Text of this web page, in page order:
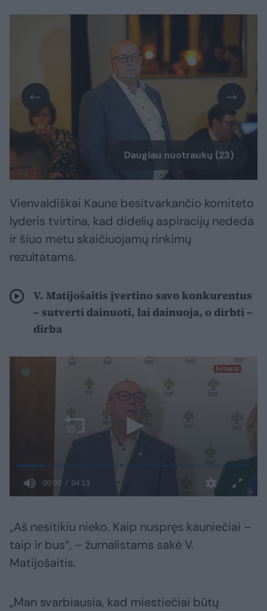
Daugiau nuotraukų (23)
Vienvaldiškai Kaune besitvarkančio komiteto
lyderis tvirtina, kad didelių aspiracijų nededa
ir šiuo metu skaičiuojamų rinkimų
rezultatams.
V. Matijošaitis įvertino savo konkurentus
– sutverti dainuoti, lai dainuoja, o dirbti –
dirba
„Aš nesitikiu nieko. Kaip nuspręs kauniečiai –
taip ir bus“, – žurnalistams sakė V.
Matijošaitis.
„Man svarbiausia, kad miestiečiai būtų